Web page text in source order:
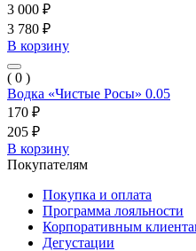
3 000 ₽
3 780 ₽
В корзину
( 0 )
Водка «Чистые Росы» 0.05
170 ₽
205 ₽
В корзину
Покупателям
Покупка и оплата
Программа лояльности
Корпоративным
Дегустации